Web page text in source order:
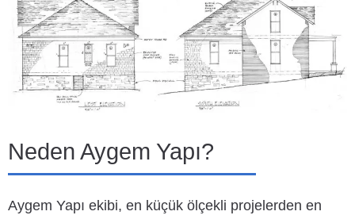
Neden Aygem Yapı?
Aygem Yapı ekibi, en küçük ölçekli projelerden en